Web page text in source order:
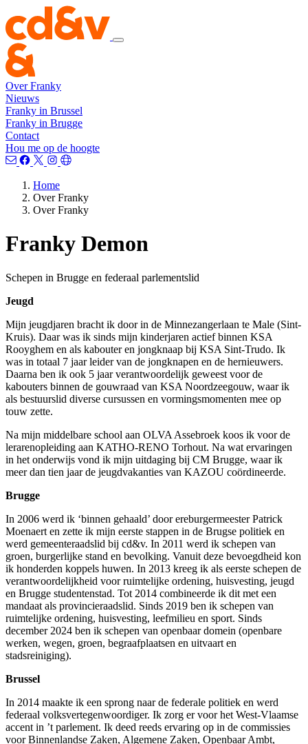
Over Franky
Nieuws
Franky in Brussel
Franky in Brugge
Contact
Hou me op de hoogte
Home
Over Franky
Over Franky
Franky Demon
Schepen in Brugge en federaal parlementslid
Jeugd
Mijn jeugdjaren bracht ik door in de Minnezangerlaan te Male (Sint-
Kruis). Daar was ik sinds mijn kinderjaren actief binnen KSA
Rooyghem en als kabouter en jongknaap bij KSA Sint-Trudo. Ik
was in totaal 7 jaar leider van de jongknapen en de hernieuwers.
Daarna ben ik ook 5 jaar verantwoordelijk geweest voor de
kabouters binnen de gouwraad van KSA Noordzeegouw, waar ik
als bestuurslid diverse cursussen en vormingsmomenten mee op
touw zette.
Na mijn middelbare school aan OLVA Assebroek koos ik voor de
lerarenopleiding aan KATHO-RENO Torhout. Na wat ervaringen
in het onderwijs vond ik mijn uitdaging bij CM Brugge, waar ik
meer dan tien jaar de jeugdvakanties van KAZOU coördineerde.
Brugge
In 2006 werd ik ‘binnen gehaald’ door ereburgermeester Patrick
Moenaert en zette ik mijn eerste stappen in de Brugse politiek en
werd gemeenteraadslid bij cd&v. In 2011 werd ik schepen van
groen, burgerlijke stand en bevolking. Vanuit deze bevoegdheid kon
ik honderden koppels huwen. In 2013 kreeg ik als eerste schepen de
verantwoordelijkheid voor ruimtelijke ordening, huisvesting, jeugd
en Brugge studentenstad. Tot 2014 combineerde ik dit met een
mandaat als provincieraadslid. Sinds 2019 ben ik schepen van
ruimtelijke ordening, huisvesting, leefmilieu en sport. Sinds
december 2024 ben ik schepen van openbaar domein (openbare
werken, wegen, groen, begraafplaatsen en uitvaart en
stadsreiniging).
Brussel
In 2014 maakte ik een sprong naar de federale politiek en werd
federaal volksvertegenwoordiger. Ik zorg er voor het West-Vlaamse
accent in ’t parlement. Ik deed reeds ervaring op in de commissies
voor Binnenlandse Zaken, Algemene Zaken, Openbaar Ambt,